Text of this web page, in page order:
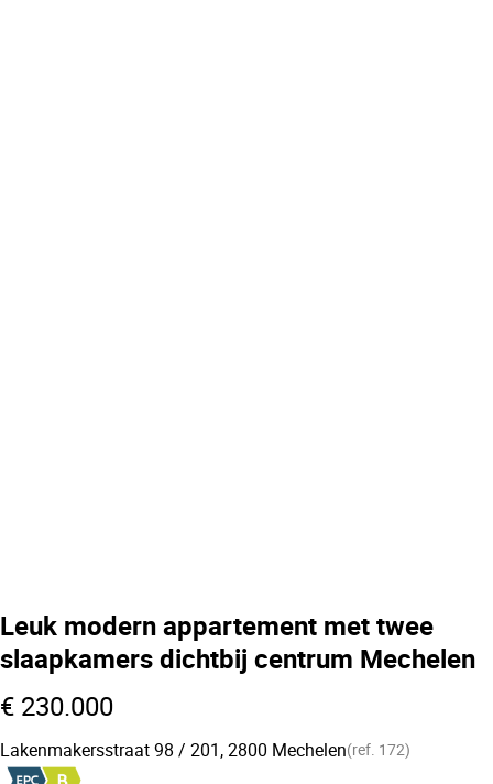
Leuk modern appartement met twee
slaapkamers dichtbij centrum Mechelen
€ 230.000
Lakenmakersstraat 98 / 201, 2800 Mechelen(ref. 172)